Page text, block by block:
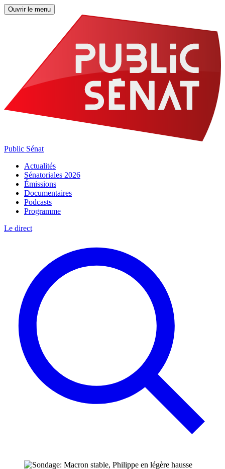
Ouvrir le menu
Public Sénat
Actualités
Sénatoriales 2026
Émissions
Documentaires
Podcasts
Programme
Le direct